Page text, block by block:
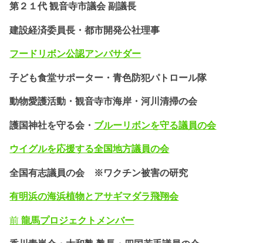
第２１代 観音寺市議会 副議長
建設経済委員長・都市開発公社理事
フードリボン公認アンバサダー
子ども食堂サポーター・青色防犯パトロール隊
動物愛護活動・観音寺市海岸・河川清掃の会
護国神社を守る会・ ブルーリボンを守る議員の会
ウイグルを応援する全国地方議員の会
全国有志議員の会 ※ワクチン被害の研究
有明浜の海浜植物とアサギマダラ飛翔会
前 龍馬プロジェクトメンバー